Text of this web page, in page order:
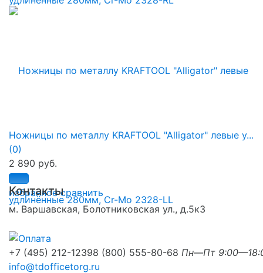
избранное сравнить
Ножницы по металлу KRAFTOOL "Alligator" левые у...
(0)
2 890 руб.
Контакты
м. Варшавская, Болотниковская ул., д.5к3
+7 (495) 212-12398 (800) 555-80-68 Пн—Пт
info@tdofficetorg.ru